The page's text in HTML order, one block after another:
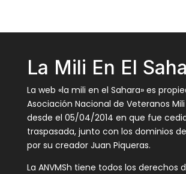
La Mili En El
La web «la mili en el Sahara» es
Asociación Nacional de Veteranos
desde el 05/04/2014 en que fue
traspasada, junto con los dominios
por su creador Juan Piqueras.
La ANVMSh tiene todos los derechos